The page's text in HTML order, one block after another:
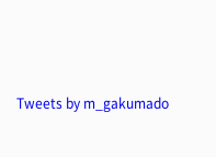
Tweets by m_gakumado